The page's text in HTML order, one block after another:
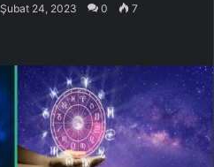
Şubat 24, 2023 0 7